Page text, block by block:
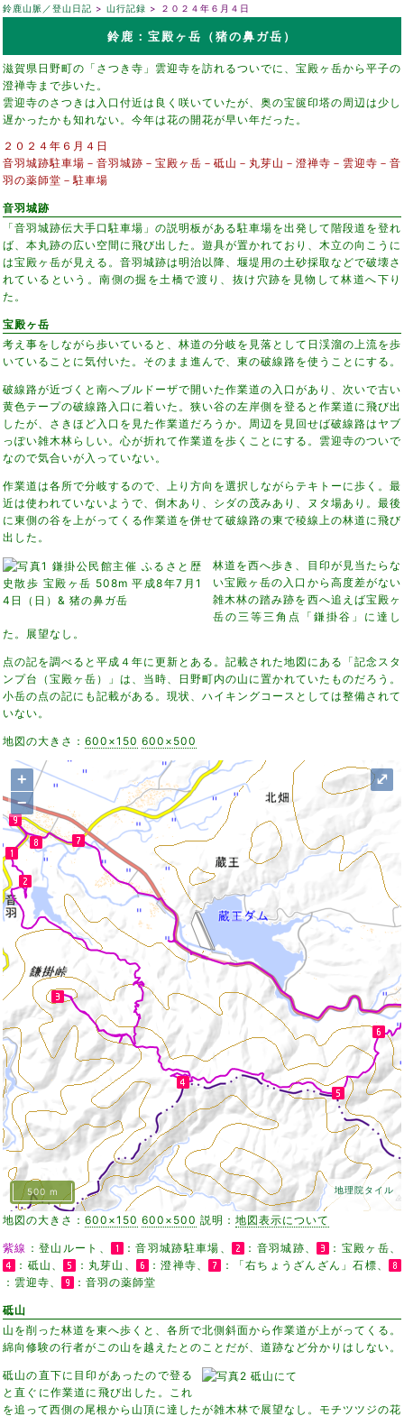
鈴鹿山脈／登山日記 山行記録 ２０２４年６月４日
鈴鹿：宝殿ヶ岳（猪の鼻ガ岳）
滋賀県日野町の「さつき寺」雲迎寺を訪れるついでに、宝殿ヶ岳から平子の
澄禅寺まで歩いた。
雲迎寺のさつきは入口付近は良く咲いていたが、奥の宝篋印塔の周辺は少し
遅かったかも知れない。今年は花の開花が早い年だった。
２０２４年６月４日
音羽城跡駐車場－音羽城跡－宝殿ヶ岳－砥山－丸芽山－澄禅寺－雲迎寺－音
羽の薬師堂－駐車場
音羽城跡
「音羽城跡伝大手口駐車場」の説明板がある駐車場を出発して階段道を登れ
ば、本丸跡の広い空間に飛び出した。遊具が置かれており、木立の向こうに
は宝殿ヶ岳が見える。音羽城跡は明治以降、堰堤用の土砂採取などで破壊さ
れているという。南側の掘を土橋で渡り、抜け穴跡を見物して林道へ下り
た。
宝殿ヶ岳
考え事をしながら歩いていると、林道の分岐を見落として日渓溜の上流を歩
いていることに気付いた。そのまま進んで、東の破線路を使うことにする。
破線路が近づくと南へブルドーザで開いた作業道の入口があり、次いで古い
黄色テープの破線路入口に着いた。狭い谷の左岸側を登ると作業道に飛び出
したが、さきほど入口を見た作業道だろうか。周辺を見回せば破線路はヤブ
っぽい雑木林らしい。心が折れて作業道を歩くことにする。雲迎寺のついで
なので気合いが入っていない。
作業道は各所で分岐するので、上り方向を選択しながらテキトーに歩く。最
近は使われていないようで、倒木あり、シダの茂みあり、ヌタ場あり。最後
に東側の谷を上がってくる作業道を併せて破線路の東で稜線上の林道に飛び
出した。
林道を西へ歩き、目印が見当たらな
い宝殿ヶ岳の入口から高度差がない
雑木林の踏み跡を西へ追えば宝殿ヶ
岳の三等三角点「鎌掛谷」に達し
た。展望なし。
点の記を調べると平成４年に更新とある。記載された地図にある「記念スタ
ンプ台（宝殿ヶ岳）」は、当時、日野町内の山に置かれていたものだろう。
小岳の点の記にも記載がある。現状、ハイキングコースとしては整備されて
いない。
地図の大きさ： 600×150 600×500
+
−
地理院タイル
⤢
500 m
地図の大きさ： 600×150 600×500 説明： 地図表示について
紫線 ：登山ルート、 ：音羽城跡駐車場、 ：音羽城跡、
：宝殿ヶ岳、
：砥山、
：丸芽山、 ：澄禅寺、
：「右ちょうざんざん」石標、
：雲迎寺、
：音羽の薬師堂
砥山
山を削った林道を東へ歩くと、各所で北側斜面から作業道が上がってくる。
綿向修験の行者がこの山を越えたとのことだが、道跡など分かりはしない。
砥山の直下に目印があったので登る
と直ぐに作業道に飛び出した。これ
を追って西側の尾根から山頂に達したが雑木林で展望なし。モチツツジの花